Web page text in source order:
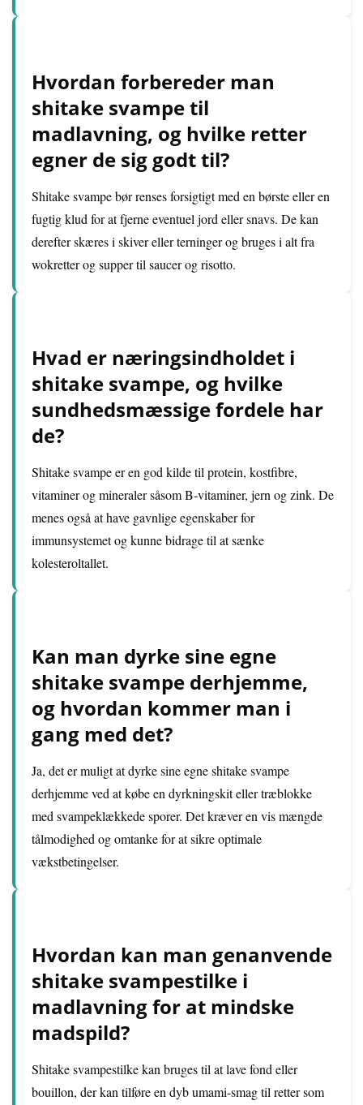
Hvordan forbereder man
shitake svampe til
madlavning, og hvilke retter
egner de sig godt til?
Shitake svampe bør renses forsigtigt med en børste eller en
fugtig klud for at fjerne eventuel jord eller snavs. De kan
derefter skæres i skiver eller terninger og bruges i alt fra
wokretter og supper til saucer og risotto.
Hvad er næringsindholdet i
shitake svampe, og hvilke
sundhedsmæssige fordele har
de?
Shitake svampe er en god kilde til protein, kostfibre,
vitaminer og mineraler såsom B-vitaminer, jern og zink. De
menes også at have gavnlige egenskaber for
immunsystemet og kunne bidrage til at sænke
kolesteroltallet.
Kan man dyrke sine egne
shitake svampe derhjemme,
og hvordan kommer man i
gang med det?
Ja, det er muligt at dyrke sine egne shitake svampe
derhjemme ved at købe en dyrkningskit eller træblokke
med svampeklækkede sporer. Det kræver en vis mængde
tålmodighed og omtanke for at sikre optimale
vækstbetingelser.
Hvordan kan man genanvende
shitake svampestilke i
madlavning for at mindske
madspild?
Shitake svampestilke kan bruges til at lave fond eller
bouillon, der kan tilføre en dyb umami-smag til retter som